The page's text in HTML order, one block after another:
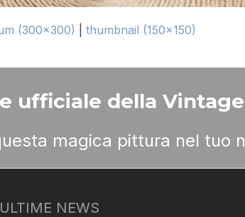
(300x300) |thumbnail (150x150)
ufficiale della
magica pittura nel tuo
ULTIME NEWS